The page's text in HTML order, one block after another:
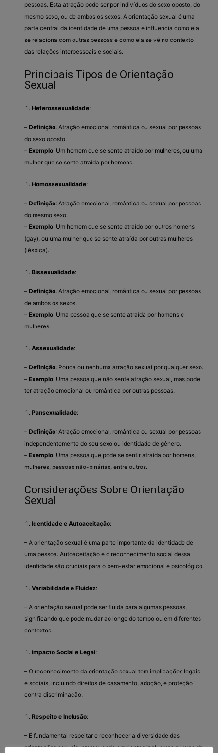
pessoas. Esta atração pode ser por indivíduos do sexo oposto, do
mesmo sexo, ou de ambos os sexos. A orientação sexual é uma
parte central da identidade de uma pessoa e influencia como ela
se relaciona com outras pessoas e como ela se vê no contexto
das relações interpessoais e sociais.
Principais Tipos de Orientação
Sexual
Heterossexualidade:
– Definição: Atração emocional, romântica ou sexual por pessoas
do sexo oposto.
– Exemplo: Um homem que se sente atraído por mulheres, ou uma
mulher que se sente atraída por homens.
Homossexualidade:
– Definição: Atração emocional, romântica ou sexual por pessoas
do mesmo sexo.
– Exemplo: Um homem que se sente atraído por outros homens
(gay), ou uma mulher que se sente atraída por outras mulheres
(lésbica).
Bissexualidade:
– Definição: Atração emocional, romântica ou sexual por pessoas
de ambos os sexos.
– Exemplo: Uma pessoa que se sente atraída por homens e
mulheres.
Assexualidade:
– Definição: Pouca ou nenhuma atração sexual por qualquer sexo.
– Exemplo: Uma pessoa que não sente atração sexual, mas pode
ter atração emocional ou romântica por outras pessoas.
Pansexualidade:
– Definição: Atração emocional, romântica ou sexual por pessoas
independentemente do seu sexo ou identidade de gênero.
– Exemplo: Uma pessoa que pode se sentir atraída por homens,
mulheres, pessoas não-binárias, entre outros.
Considerações Sobre Orientação
Sexual
Identidade e Autoaceitação:
– A orientação sexual é uma parte importante da identidade de
uma pessoa. Autoaceitação e o reconhecimento social dessa
identidade são cruciais para o bem-estar emocional e psicológico.
Variabilidade e Fluidez:
– A orientação sexual pode ser fluida para algumas pessoas,
significando que pode mudar ao longo do tempo ou em diferentes
contextos.
Impacto Social e Legal:
– O reconhecimento da orientação sexual tem implicações legais
e sociais, incluindo direitos de casamento, adoção, e proteção
contra discriminação.
Respeito e Inclusão:
– É fundamental respeitar e reconhecer a diversidade das
orientações sexuais, promovendo ambientes inclusivos e livres de